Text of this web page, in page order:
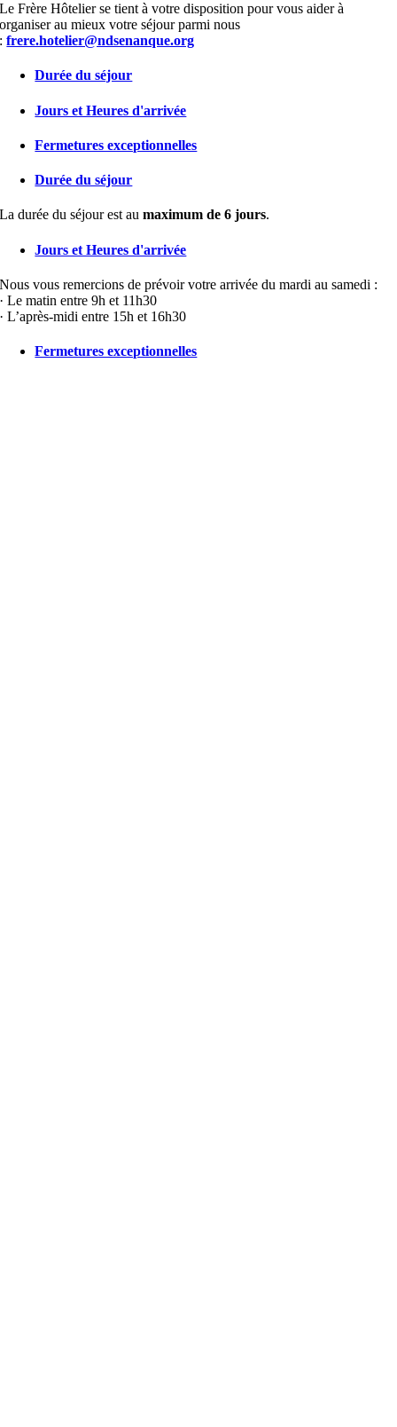
Le Frère Hôtelier se tient à votre disposition pour vous aider à
organiser au mieux votre séjour parmi nous
:frere.hotelier@ndsenanque.org
Durée du séjour
Jours et Heures d'arrivée
Fermetures exceptionnelles
Durée du séjour
La durée du séjour est aumaximum de 6 jours.
Jours et Heures d'arrivée
Nous vous remercions de prévoir votre arrivée du mardi au samedi :
· Le matin entre 9h et 11h30
· L’après-midi entre 15h et 16h30
Fermetures exceptionnelles